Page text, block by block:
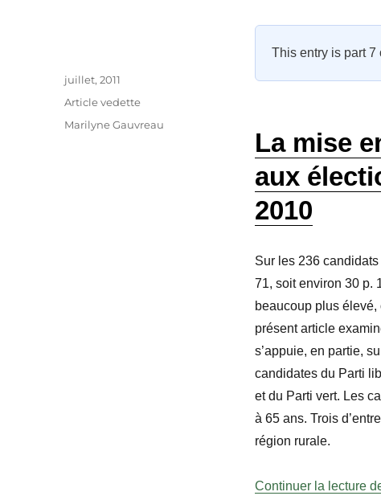
This entry is part 7
La mise
aux
2010
Sur les 236
71, soit environ 30 p.
beaucoup plus
présent article
s’appuie, en partie,
candidates du Parti
et du Parti vert. Les
à 65 ans. Trois
région rurale.
Continuer la lecture
Auteur
Publié
juillet, 2011
Catégories
Article vedette
Étiquettes
Marilyne Gauvreau